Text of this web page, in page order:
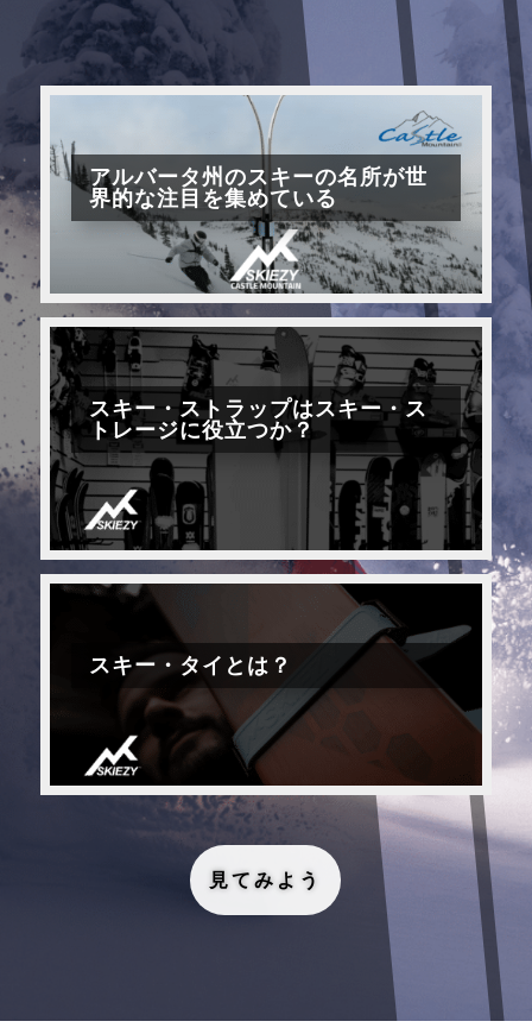
アルバータ州のスキーの名所が世
界的な注目を集めている
スキー・ストラップはスキー・ス
トレージに役立つか？
スキー・タイとは？
見てみよう